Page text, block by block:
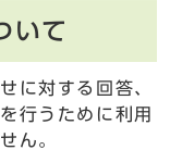
いて
に対する回答、
行うために利用
ん。